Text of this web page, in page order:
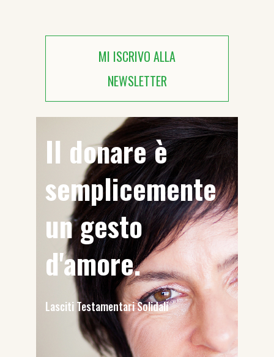
MI ISCRIVO ALLA
NEWSLETTER
Il donare è
semplicemente
un gesto
d'amore.
Lasciti Testamentari Solidali